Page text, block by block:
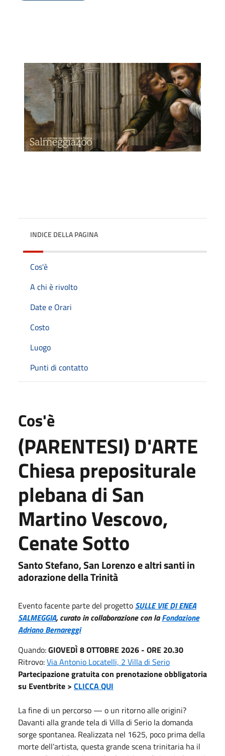
INDICE DELLA PAGINA
Cos'è
A chi è rivolto
Date e Orari
Costo
Luogo
Punti di contatto
Cos'è
(PARENTESI) D'ARTE
Chiesa prepositurale
plebana di San
Martino Vescovo,
Cenate Sotto
Santo Stefano, San Lorenzo e altri santi in
adorazione della Trinità
Evento facente parte del progetto SULLE VIE DI ENEA
SALMEGGIA, curato in collaborazione con laFondazione
Adriano Bernareggi
Quando:GIOVEDÌ 8 OTTOBRE 2026 - ORE 20.30
Ritrovo:Via Antonio Locatelli, 2 Villa di Serio
Partecipazione gratuita con prenotazione obbligatoria
su Eventbrite > CLICCA QUI
La fine di un percorso — o un ritorno alle origini?
Davanti alla grande tela di Villa di Serio la domanda
sorge spontanea. Realizzata nel 1625, poco prima della
morte dell’artista, questa grande scena trinitaria ha il